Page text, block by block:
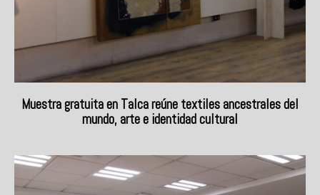
Muestra gratuita en Talca reúne textiles ancestrales del
mundo, arte e identidad cultural